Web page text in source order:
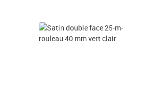
Prix 6,99€